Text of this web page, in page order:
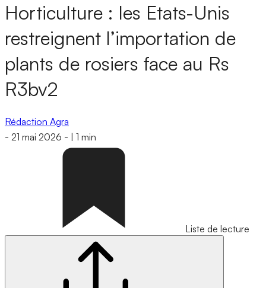
Horticulture : les Etats-Unis
restreignent l’importation de
plants de rosiers face au Rs
R3bv2
Rédaction Agra
- 21 mai 2026 - 1 min
Liste de lecture